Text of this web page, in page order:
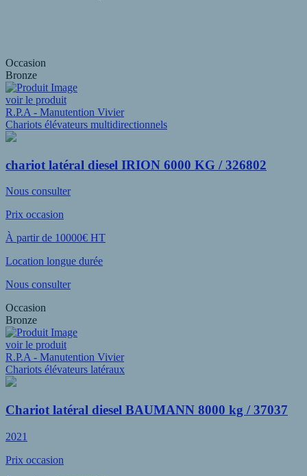
Occasion
Bronze
voir le produit
R.P.A - Manutention Vivier
Chariots élévateurs multidirectionnels
chariot latéral diesel IRION 6000 KG / 326802
Nous consulter
Prix occasion
À partir de 10000€ HT
Location longue durée
Nous consulter
Occasion
Bronze
voir le produit
R.P.A - Manutention Vivier
Chariots élévateurs latéraux
Chariot latéral diesel BAUMANN 8000 kg / 37037
2021
Prix occasion